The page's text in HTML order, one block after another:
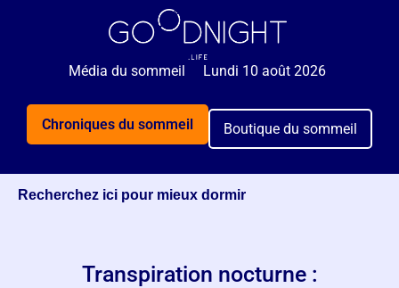
Média du sommeil Lundi 10 août 2026
Chroniques du sommeil Boutique du sommeil
Recherchez ici pour mieux dormir
Transpiration nocturne :